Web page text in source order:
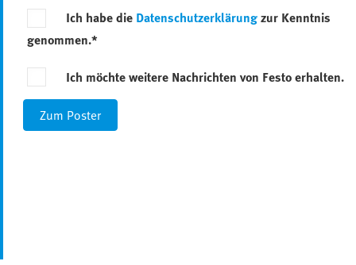
Ich habe die Datenschutzerklärungzur Kenntnis
genommen.*
Ich möchte weitere Nachrichten von Festo erhalten.